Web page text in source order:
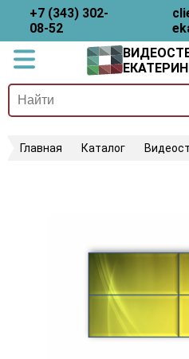
+7 (343) 302-
08-52
Главная Каталог